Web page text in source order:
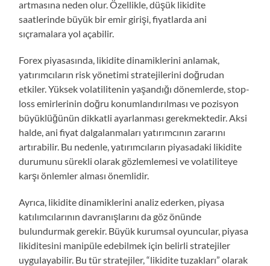
artmasına neden olur. Özellikle, düşük likidite
saatlerinde büyük bir emir girişi, fiyatlarda ani
sıçramalara yol açabilir.
Forex piyasasında, likidite dinamiklerini anlamak,
yatırımcıların risk yönetimi stratejilerini doğrudan
etkiler. Yüksek volatilitenin yaşandığı dönemlerde, stop-
loss emirlerinin doğru konumlandırılması ve pozisyon
büyüklüğünün dikkatli ayarlanması gerekmektedir. Aksi
halde, ani fiyat dalgalanmaları yatırımcının zararını
artırabilir. Bu nedenle, yatırımcıların piyasadaki likidite
durumunu sürekli olarak gözlemlemesi ve volatiliteye
karşı önlemler alması önemlidir.
Ayrıca, likidite dinamiklerini analiz ederken, piyasa
katılımcılarının davranışlarını da göz önünde
bulundurmak gerekir. Büyük kurumsal oyuncular, piyasa
likiditesini manipüle edebilmek için belirli stratejiler
uygulayabilir. Bu tür stratejiler, “likidite tuzakları” olarak